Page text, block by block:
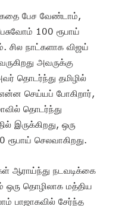
பேச வேண்டாம்,
100 ரூபாய்
சில நாட்களாக விஜய்
அவருக்கு
தொடர்ந்து தமிழில்
என்ன செய்யப் போகிறார்,
தொடர்ந்து
இருக்கிறது, ஒரு
ரூபாய் செலவாகிறது.
ஆராய்ந்து நடவடிக்கை
ஒரு தொழிலாக மத்திய
பாஜாகவில் சேர்ந்த